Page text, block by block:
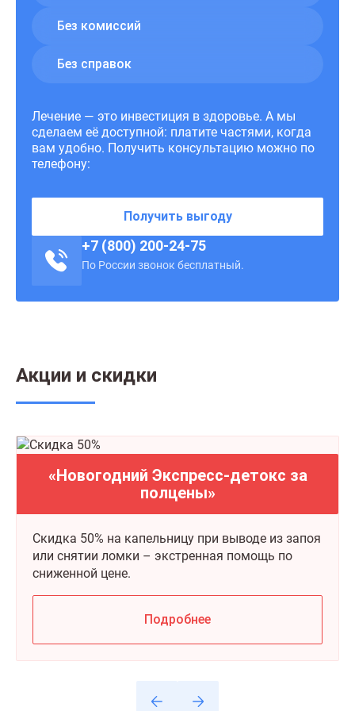
Без комиссий
Без справок
Лечение — это инвестиция в здоровье. А мы
сделаем её доступной: платите частями, когда
вам удобно. Получить консультацию можно по
телефону:
Получить выгоду
+7 (800) 200-24-75
По России звонок бесплатный.
Акции и скидки
«Новогодний Экспресс-детокс за
полцены»
Скидка 50% на капельницу при выводе из запоя
или снятии ломки – экстренная помощь по
сниженной цене.
Подробнее